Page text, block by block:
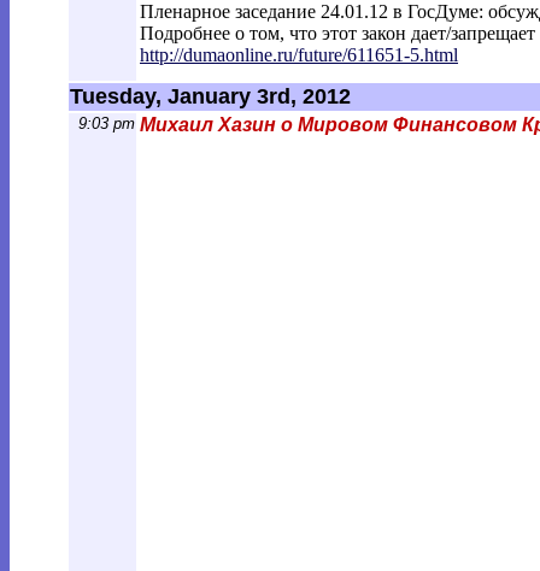
Пленарное заседание 24.01.12 в ГосДуме:
Подробнее о том, что этот закон дает/запрещает
http://dumaonline.ru/future/611651-5.html
Tuesday, January 3rd, 2012
9:03 pm Михаил Хазин о Мировом Финансовом